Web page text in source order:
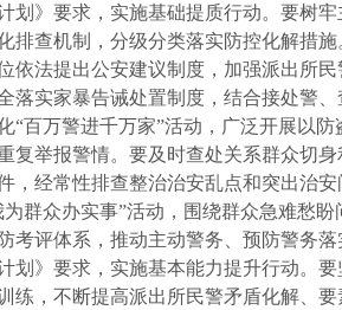
计划》要求，实施基础提质行动。要树
排查机制，分级分类落实防控化解措
依法提出公安建议制度，加强派出所
落实家暴告诫处置制度，结合接处警
“百万警进千万家”活动，广泛开展以
复举报警情。要及时查处关系群众切
，经常性排查整治治安乱点和突出治
为群众办实事”活动，围绕群众急难愁
考评体系，推动主动警务、预防警务落
计划》要求，实施基本能力提升行动。
练，不断提高派出所民警矛盾化解、